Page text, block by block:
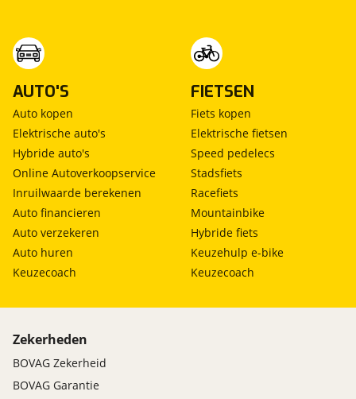
https://wisselinkcaravans.nl/tips-tricks/export or
call us directly at 0031544374310.
AUTO'S
Auto kopen
Elektrische auto's
Hybride auto's
Online Autoverkoopservice
Inruilwaarde berekenen
Auto financieren
Auto verzekeren
Auto huren
Keuzecoach
FIETSEN
Fiets kopen
Elektrische fietsen
Speed pedelecs
Stadsfiets
Racefiets
Mountainbike
Hybride fiets
Keuzehulp e-bike
Keuzecoach
Zekerheden
BOVAG Zekerheid
BOVAG Garantie